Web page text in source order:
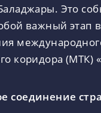
Это
важный этап
коридора (МТК)
соединение